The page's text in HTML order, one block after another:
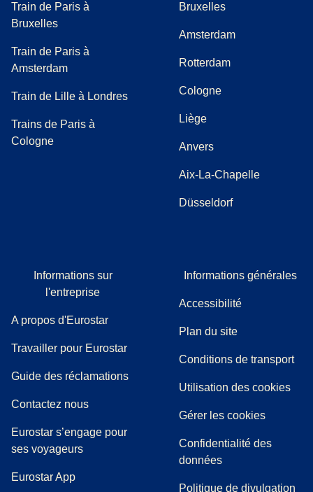
Train de Paris à
Bruxelles
Train de Paris à
Amsterdam
Train de Lille à Londres
Trains de Paris à
Cologne
Bruxelles
Amsterdam
Rotterdam
Cologne
Liège
Anvers
Aix-La-Chapelle
Düsseldorf
Informations sur
l'entreprise
A propos d'Eurostar
Travailler pour Eurostar
Guide des réclamations((
Contactez nous
Eurostar s’engage pour
ses voyageurs
Eurostar App
Informations générales
Accessibilité
Plan du site
Conditions de transport
Utilisation des cookies
Gérer les cookies
Confidentialité des
données
Politique de divulgation